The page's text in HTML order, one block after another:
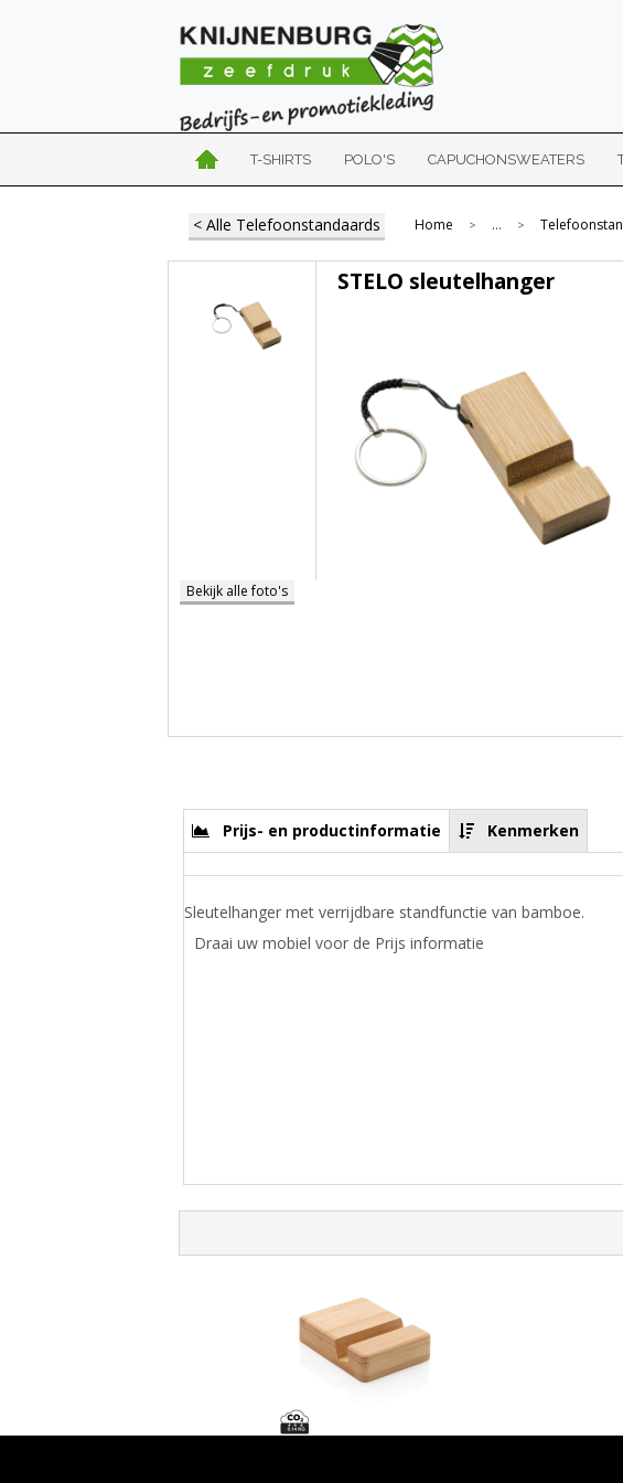
T-SHIRTS POLO'S CAPUCHONSWEATERS
< Alle Telefoonstandaards Home > ... >
Bekijk alle foto's
STELO sleutelhanger
Prijs- en productinformatie Kenmerken
Sleutelhanger met verrijdbare standfunctie van bamboe.
Draai uw mobiel voor de Prijs informatie